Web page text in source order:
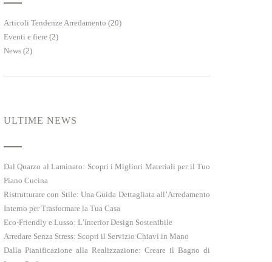
Articoli Tendenze Arredamento (20)
Eventi e fiere (2)
News (2)
ULTIME NEWS
Dal Quarzo al Laminato: Scopri i Migliori Materiali per il Tuo
Piano Cucina
Ristrutturare con Stile: Una Guida Dettagliata all’Arredamento
Interno per Trasformare la Tua Casa
Eco-Friendly e Lusso: L’Interior Design Sostenibile
Arredare Senza Stress: Scopri il Servizio Chiavi in Mano
Dalla Pianificazione alla Realizzazione: Creare il Bagno di